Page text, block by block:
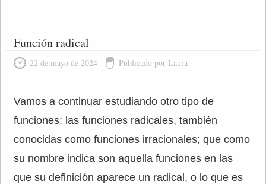
Función radical
22 de mayo de 2024 Publicado por Laura
Vamos a continuar estudiando otro tipo de
funciones: las funciones radicales, también
conocidas como funciones irracionales; que como
su nombre indica son aquella funciones en las
que su definición aparece un radical, o lo que es